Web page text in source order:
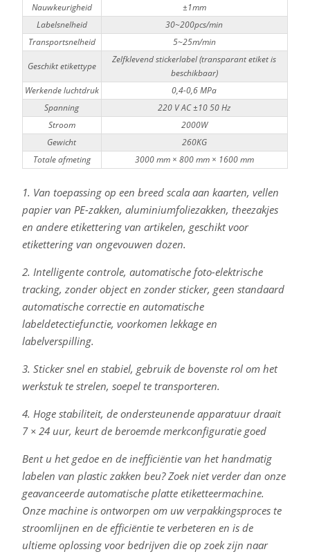
Nauwkeurigheid
±1mm
Labelsnelheid
30~200pcs/min
Transportsnelheid
5~25m/min
Geschikt etikettype
Zelfklevend stickerlabel (transparant etiket is
beschikbaar)
Werkende luchtdruk
0,4-0,6 MPa
Spanning
220 V AC ±10 50 Hz
Stroom
2000W
Gewicht
260KG
Totale afmeting
3000 mm × 800 mm × 1600 mm
1. Van toepassing op een breed scala aan kaarten, vellen
papier van PE-zakken, aluminiumfoliezakken, theezakjes
en andere etikettering van artikelen, geschikt voor
etikettering van ongevouwen dozen.
2. Intelligente controle, automatische foto-elektrische
tracking, zonder object en zonder sticker, geen standaard
automatische correctie en automatische
labeldetectiefunctie, voorkomen lekkage en
labelverspilling.
3. Sticker snel en stabiel, gebruik de bovenste rol om het
werkstuk te strelen, soepel te transporteren.
4. Hoge stabiliteit, de ondersteunende apparatuur draait
7 × 24 uur, keurt de beroemde merkconfiguratie goed
Bent u het gedoe en de inefficiëntie van het handmatig
labelen van plastic zakken beu? Zoek niet verder dan onze
geavanceerde automatische platte etiketteermachine.
Onze machine is ontworpen om uw verpakkingsproces te
stroomlijnen en de efficiëntie te verbeteren en is de
ultieme oplossing voor bedrijven die op zoek zijn naar